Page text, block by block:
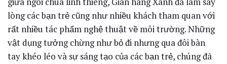
lòng các bạn trẻ cũng như nhiều khách tham quan với
rất nhiều tác phẩm nghệ thuật về môi trường. Những
vật dụng tưởng chừng như bỏ đi nhưng qua đôi bàn
tay khéo léo và sự sáng tạo của các bạn trẻ, chúng đã